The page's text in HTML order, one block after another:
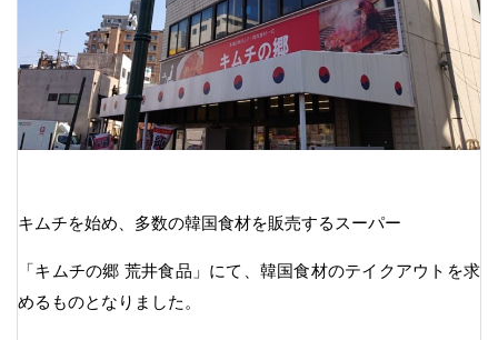
キムチを始め、多数の韓国食材を販売するスーパー
「キムチの郷 荒井食品」にて、韓国食材のテイクアウトを求
めるものとなりました。